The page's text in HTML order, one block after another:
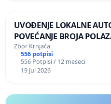
UVOĐENJE LOKALNE
POVEĆANJE BROJA
NASELJA LEVE OBALE
Zbor Krnjača
556 potpisi
556 Potpisi / 12 meseci
19 Jul 2026